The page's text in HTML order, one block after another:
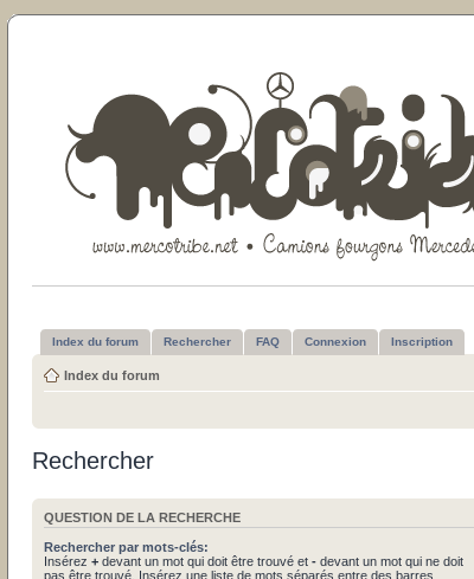
Index du forum Rechercher FAQ Connexion Inscription
Index du forum
Rechercher
QUESTION DE LA RECHERCHE
Rechercher par mots-clés:
Insérez + devant un mot qui doit être trouvé et - devant un mot qui ne doit
pas être trouvé. Insérez une liste de mots séparés entre des barres